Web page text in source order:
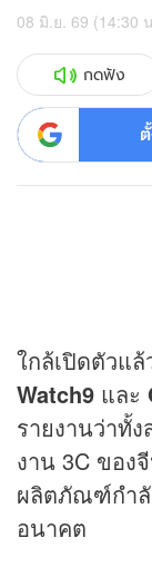
08 มิ.ย. 69 (14:30
กดฟัง
ใกล้เปิดตัวแ
Watch9 และ
รายงานว่าทั้
งาน 3C ขอ
ผลิตภัณฑ์กำลั
อนาคต